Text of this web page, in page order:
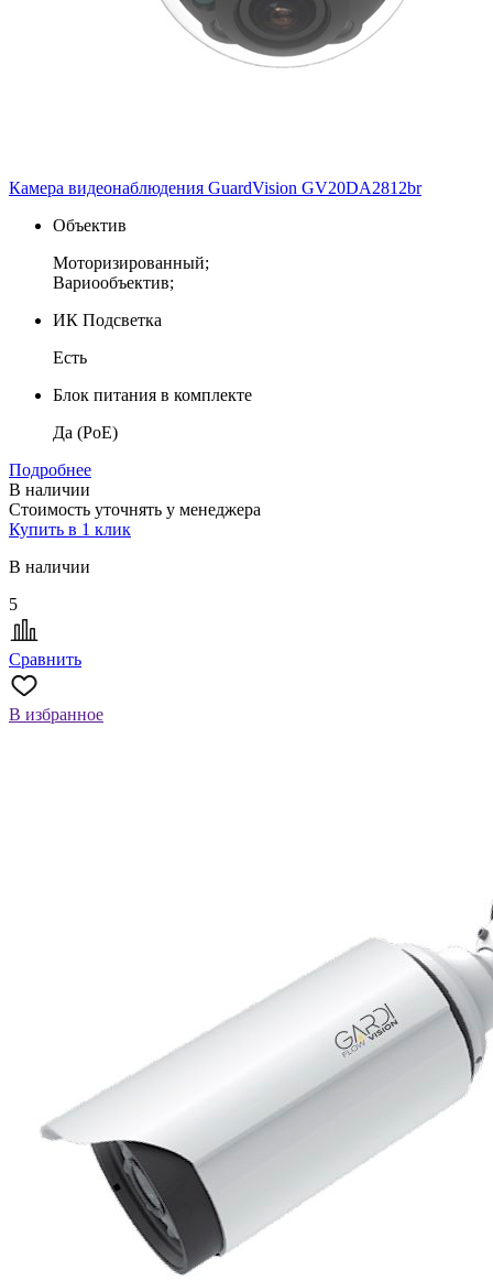
Камера видеонаблюдения GuardVision GV20DA2812br
Объектив
Моторизированный;
Вариообъектив;
ИК Подсветка
Есть
Блок питания в комплекте
Да (PoE)
Подробнее
В наличии
Стоимость уточнять у менеджера
Купить в 1 клик
В наличии
5
Сравнить
В избранное